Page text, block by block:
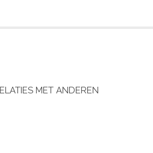
MET ANDEREN